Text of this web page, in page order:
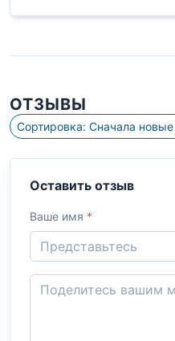
ОТЗЫВЫ
Сортировка: Сначала новые
Оставить отзыв
Ваше имя *